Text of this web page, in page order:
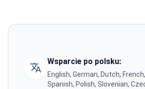
Wsparcie po polsku:
English, German, Dutch,
Spanish, Polish, Slovenian,